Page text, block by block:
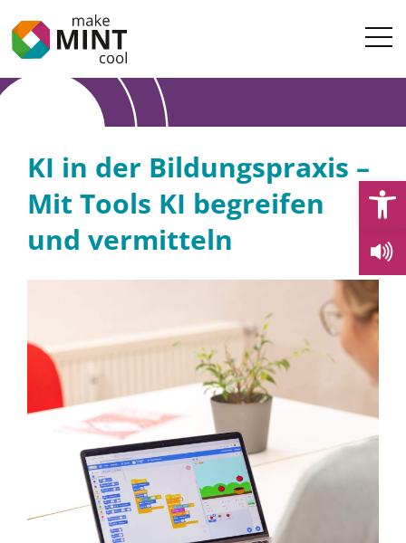
KI in der Bildungspraxis –
Mit Tools KI begreifen
und vermitteln